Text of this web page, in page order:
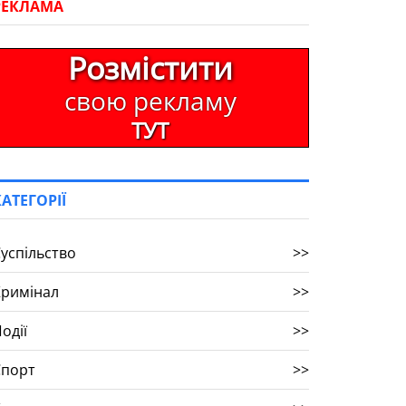
Розмістити
свою рекламу
ТУТ
>>
>>
>>
>>